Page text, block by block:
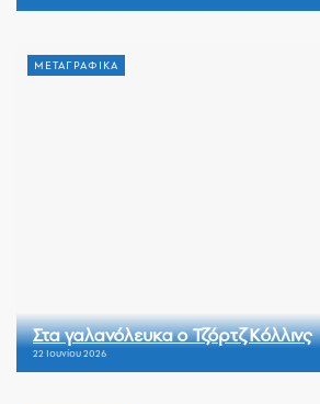
ΜΕΤΑΓΡΑΦΙΚΑ
Στα γαλανόλευκα ο Τζόρτζ Κόλλινς
22 Ιουνίου 2026